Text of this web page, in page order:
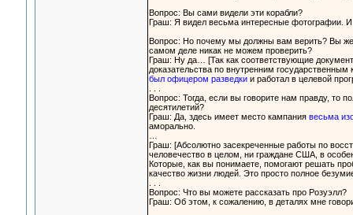
Вопрос: Вы сами видели эти корабли?
Граш: Я видел весьма интересные фотографии. И
Вопрос: Но почему мы должны вам верить? Вы
самом деле никак не можем проверить?
Граш: Ну да… [Так как соответствующие
доказательства по внутренним
был офицером разведки и работал в целевой
Вопрос: Тогда, если вы говорите нам правду, то
десятилетий?
Граш: Да, здесь имеет место кампания весьма
аморально.
Граш: [Абсолютно засекреченные работы по
человечество в целом, ни граждане США, в
Которые, как вы понимаете, помогают решать
качество жизни людей. Это просто полное
Вопрос: Что вы можете рассказать про Розуэлл?
Граш: Об этом, к сожалению, в деталях мне